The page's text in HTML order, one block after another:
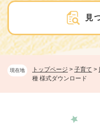
現在地 トップページ > 子育て >
種 様式ダウンロード
見